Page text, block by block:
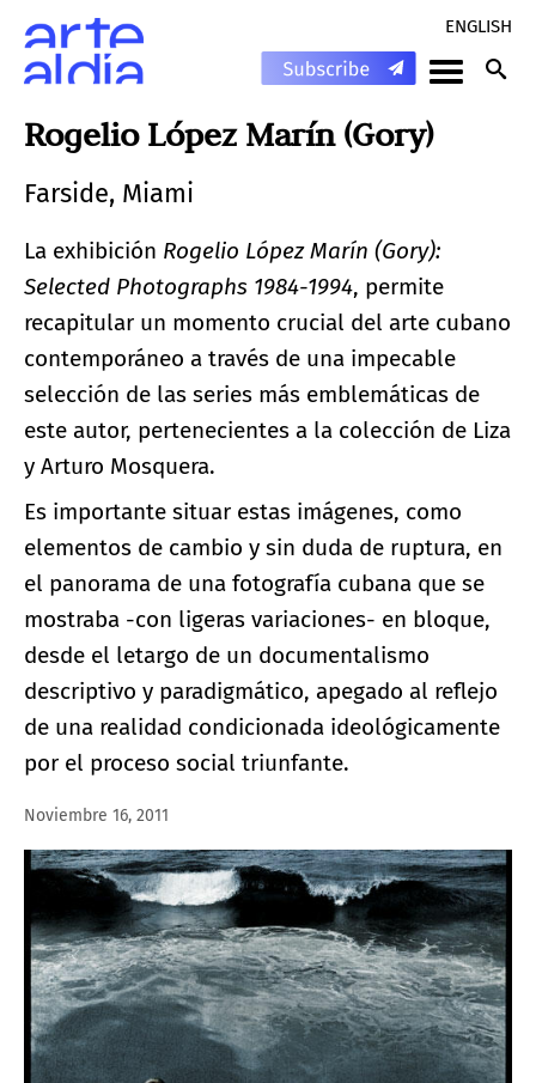
ENGLISH
Rogelio López Marín (Gory)
Farside, Miami
La exhibición Rogelio López Marín (Gory):
Selected Photographs 1984-1994, permite
recapitular un momento crucial del arte cubano
contemporáneo a través de una impecable
selección de las series más emblemáticas de
este autor, pertenecientes a la colección de Liza
y Arturo Mosquera.
Es importante situar estas imágenes, como
elementos de cambio y sin duda de ruptura, en
el panorama de una fotografía cubana que se
mostraba -con ligeras variaciones- en bloque,
desde el letargo de un documentalismo
descriptivo y paradigmático, apegado al reflejo
de una realidad condicionada ideológicamente
por el proceso social triunfante.
Noviembre 16, 2011